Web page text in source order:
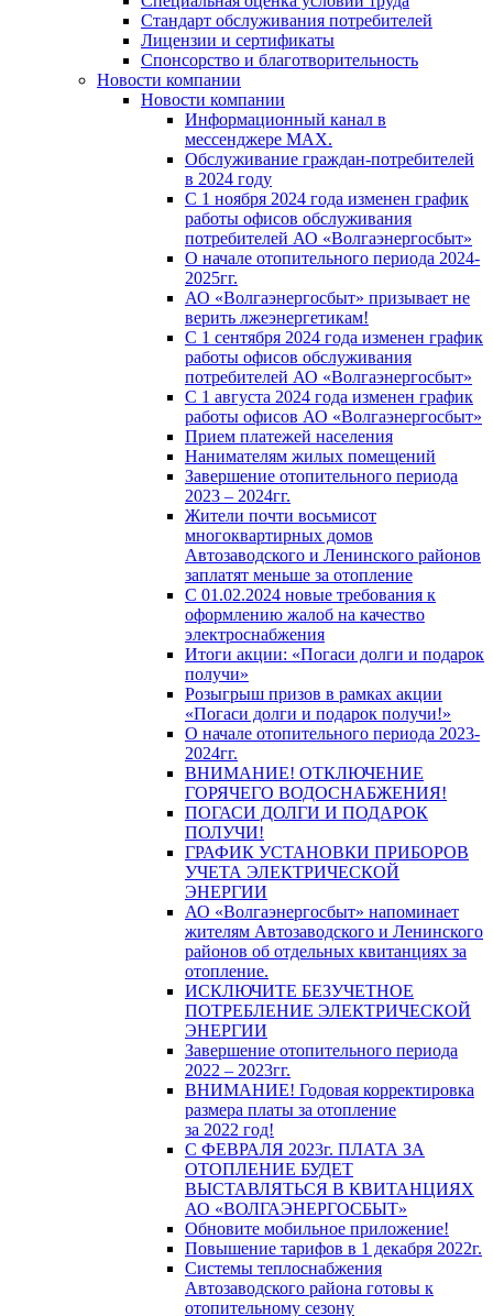
Стандарт обслуживания потребителей
Лицензии и сертификаты
Спонсорство и благотворительность
Новости компании
Новости компании
Информационный канал в
мессенджере MAX.
Обслуживание граждан-потребителей
в 2024 году
С 1 ноября 2024 года изменен график
работы офисов обслуживания
потребителей АО «Волгаэнергосбыт»
О начале отопительного периода 2024-
2025гг.
АО «Волгаэнергосбыт» призывает не
верить лжеэнергетикам!
С 1 сентября 2024 года изменен график
работы офисов обслуживания
потребителей АО «Волгаэнергосбыт»
С 1 августа 2024 года изменен график
работы офисов АО «Волгаэнергосбыт»
Прием платежей населения
Нанимателям жилых помещений
Завершение отопительного периода
2023 – 2024гг.
Жители почти восьмисот
многоквартирных домов
Автозаводского и Ленинского районов
заплатят меньше за отопление
С 01.02.2024 новые требования к
оформлению жалоб на качество
электроснабжения
Итоги акции: «Погаси долги и подарок
получи»
Розыгрыш призов в рамках акции
«Погаси долги и подарок получи!»
О начале отопительного периода 2023-
2024гг.
ВНИМАНИЕ! ОТКЛЮЧЕНИЕ
ГОРЯЧЕГО ВОДОСНАБЖЕНИЯ!
ПОГАСИ ДОЛГИ И ПОДАРОК
ПОЛУЧИ!
ГРАФИК УСТАНОВКИ ПРИБОРОВ
УЧЕТА ЭЛЕКТРИЧЕСКОЙ
ЭНЕРГИИ
АО «Волгаэнергосбыт» напоминает
жителям Автозаводского и Ленинского
районов об отдельных квитанциях за
отопление.
ИСКЛЮЧИТЕ БЕЗУЧЕТНОЕ
ПОТРЕБЛЕНИЕ ЭЛЕКТРИЧЕСКОЙ
ЭНЕРГИИ
Завершение отопительного периода
2022 – 2023гг.
ВНИМАНИЕ! Годовая корректировка
размера платы за отопление
за 2022 год!
С ФЕВРАЛЯ 2023г. ПЛАТА ЗА
ОТОПЛЕНИЕ БУДЕТ
ВЫСТАВЛЯТЬСЯ В КВИТАНЦИЯХ
АО «ВОЛГАЭНЕРГОСБЫТ»
Обновите мобильное приложение!
Повышение тарифов в 1 декабря 2022г.
Системы теплоснабжения
Автозаводского района готовы к
отопительному сезону